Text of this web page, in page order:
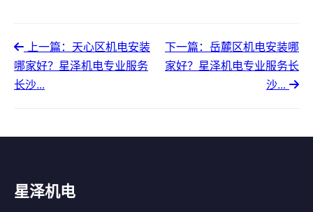
上一篇：天心区机电安装
哪家好？星泽机电专业服务
长沙...
下一篇：岳麓区机电安装哪
家好？星泽机电专业服务长
沙...
星泽机电